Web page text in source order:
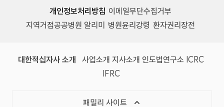
개인정보처리방침 이메일무단수집거부
지역거점공공병원 알리미
병원윤리강령 환자권리장전
대한적십자사 소개 사업소개 지사소개 인도법연구소 ICRC
IFRC
패밀리 사이트